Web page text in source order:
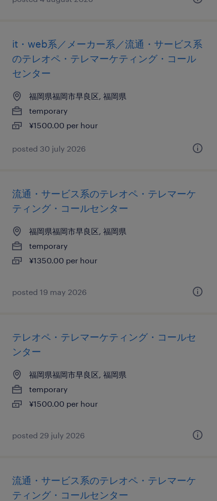
it・web系／メーカー系／流通・サービス系
のテレオペ・テレマーケティング・コール
センター
福岡県福岡市早良区, 福岡県
temporary
¥1500.00 per hour
posted 30 july 2026
流通・サービス系のテレオペ・テレマーケ
ティング・コールセンター
福岡県福岡市早良区, 福岡県
temporary
¥1350.00 per hour
posted 19 may 2026
テレオペ・テレマーケティング・コールセ
ンター
福岡県福岡市早良区, 福岡県
temporary
¥1500.00 per hour
posted 29 july 2026
流通・サービス系のテレオペ・テレマーケ
ティング・コールセンター